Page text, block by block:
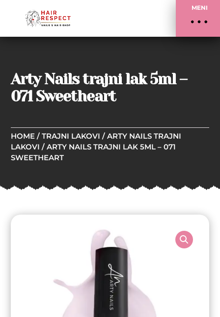
MENI
Arty Nails trajni lak 5ml –
071 Sweetheart
HOME /TRAJNI LAKOVI /ARTY NAILS TRAJNI
LAKOVI / ARTY NAILS TRAJNI LAK 5ML – 071
SWEETHEART